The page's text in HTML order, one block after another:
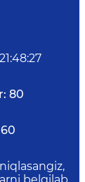
80
60